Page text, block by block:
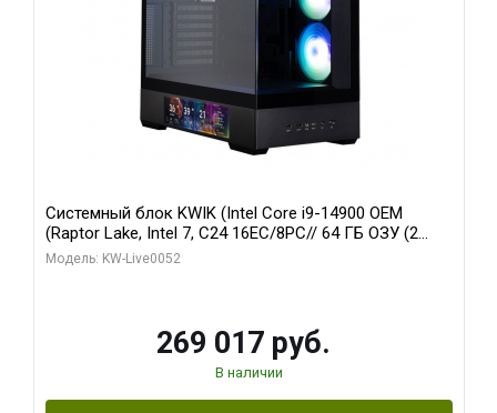
Системный блок KWIK (Intel Core i9-14900 OEM
(Raptor Lake, Intel 7, C24 16EC/8PC// 64 ГБ ОЗУ (2
модуля)/ Palit RTX5080 GAMINGPRO OC 16GB GDDR7
Модель: KW-Live0052
269 017 руб.
В наличии